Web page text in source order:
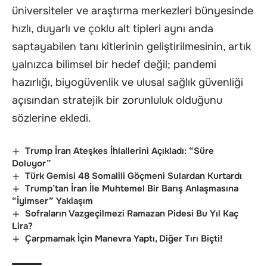
üniversiteler ve araştırma merkezleri bünyesinde
hızlı, duyarlı ve çoklu alt tipleri aynı anda
saptayabilen tanı kitlerinin geliştirilmesinin, artık
yalnızca bilimsel bir hedef değil; pandemi
hazırlığı, biyogüvenlik ve ulusal sağlık güvenliği
açısından stratejik bir zorunluluk olduğunu
sözlerine ekledi.
Trump İran Ateşkes İhlallerini Açıkladı: “Süre
Doluyor”
Türk Gemisi 48 Somalili Göçmeni Sulardan Kurtardı
Trump’tan İran İle Muhtemel Bir Barış Anlaşmasına
“İyimser” Yaklaşım
Sofraların Vazgeçilmezi Ramazan Pidesi Bu Yıl Kaç
Lira?
Çarpmamak İçin Manevra Yaptı, Diğer Tırı Biçti!